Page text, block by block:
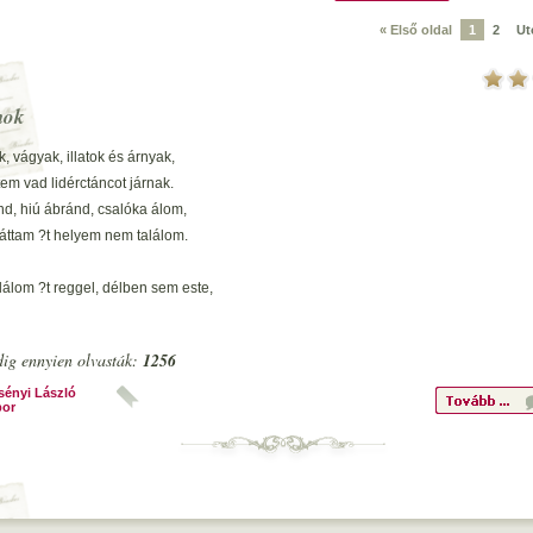
« Első oldal 1 2
vágyak, illatok és árnyak,
vad lidérctáncot járnak.
hiú ábránd, csalóka álom,
?t helyem nem találom.
?t reggel, délben sem este,
?t, mert enyém nem lehet.
árnyai t?nnek az éjjen át.
ennyien olvasták: 1256
László